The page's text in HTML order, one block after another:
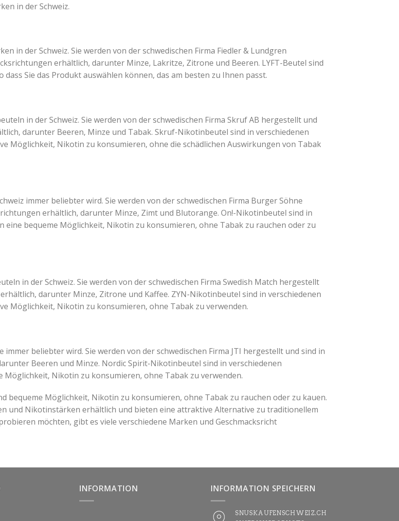
in der Schweiz.
in der Schweiz. Sie werden von der schwedischen Firma Fiedler & Lundgren
erhältlich, darunter Minze, Lakritze, Zitrone und Beeren. LYFT-Beutel sind
Sie das Produkt auswählen können, das am besten zu Ihnen passt.
in der Schweiz. Sie werden von der schwedischen Firma Skruf AB hergestellt und
darunter Beeren, Minze und Tabak. Skruf-Nikotinbeutel sind in verschiedenen
Möglichkeit, Nikotin zu konsumieren, ohne die schädlichen Auswirkungen von Tabak
immer beliebter wird. Sie werden von der schwedischen Firma Burger Söhne
erhältlich, darunter Minze, Zimt und Blutorange. On!-Nikotinbeutel sind in
bequeme Möglichkeit, Nikotin zu konsumieren, ohne Tabak zu rauchen oder zu
in der Schweiz. Sie werden von der schwedischen Firma Swedish Match hergestellt
darunter Minze, Zitrone und Kaffee. ZYN-Nikotinbeutel sind in verschiedenen
Möglichkeit, Nikotin zu konsumieren, ohne Tabak zu verwenden.
beliebter wird. Sie werden von der schwedischen Firma JTI hergestellt und sind in
Beeren und Minze. Nordic Spirit-Nikotinbeutel sind in verschiedenen
Nikotin zu konsumieren, ohne Tabak zu verwenden.
bequeme Möglichkeit, Nikotin zu konsumieren, ohne Tabak zu rauchen oder zu kauen.
und Nikotinstärken erhältlich und bieten eine attraktive Alternative zu traditionellem
möchten, gibt es viele verschiedene Marken und Geschmacksricht
INFORMATION INFORMATION SPEICHERN
SNUSKAUFENSCHWEIZ.CH